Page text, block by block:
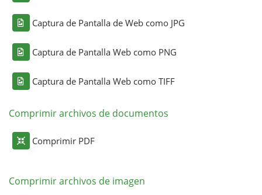
Captura de Pantalla de Web como JPG
Captura de Pantalla Web como PNG
Captura de Pantalla Web como TIFF
Comprimir archivos de documentos
Comprimir PDF
Comprimir archivos de imagen